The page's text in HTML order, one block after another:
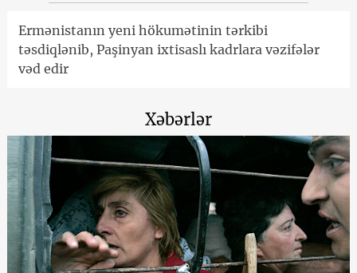
Ermənistanın yeni hökumətinin tərkibi
təsdiqlənib, Paşinyan ixtisaslı kadrlara vəzifələr
vəd edir
Xəbərlər